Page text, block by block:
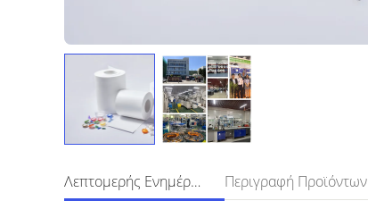
Λεπτομερής Ενημέρωση Περιγραφή Προϊόντων